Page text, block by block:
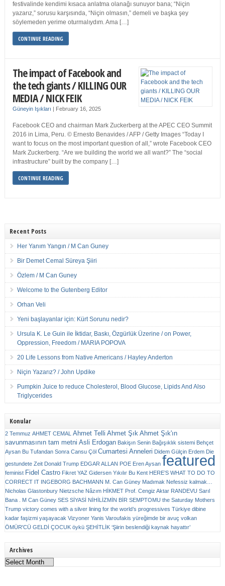
festivalinde kendimi kısaca anlatma olanağı sunuyor bana; “Niçin
yazarız,” sorusu karşısında, “Niçin olmasın,” demeli ve başka şey
söylemeden yerime oturmalıydım. Ama […]
CONTINUE READING
The impact of Facebook and
the tech giants / KILLING OUR
MEDIA / NICK FEIK
Güneyin Işıkları | February 16, 2025
Facebook CEO and chairman Mark Zuckerberg at the APEC CEO Summit
2016 in Lima, Peru. © Ernesto Benavides / AFP / Getty Images “Today I
want to focus on the most important question of all,” wrote Facebook CEO
Mark Zuckerberg. “Are we building the world we all want?” The “social
infrastructure” built by the company […]
CONTINUE READING
Recent Posts
Her Yanım Yangın / M Can Guney
Bir Demet Cemal Süreya Şiiri
Özlem / M Can Guney
Welcome to the Gutenberg Editor
Orhan Veli
Yeni başlayanlar için: Kürt Sorunu nedir?
Ursula K. Le Guin ile İktidar, Baskı, Özgürlük Üzerine / on Power,
Oppression, Freedom / MARIA POPOVA
20 Life Lessons from Native Americans / Hayley Anderton
Niçin Yazarız? / John Updike
Pumpkin Juice to reduce Cholesterol, Blood Glucose, Lipids And Also
Triglycerides
Konular
2 Temmuz AHMET CEMAL Ahmet Telli Ahmet Şık Ahmet Şık'ın
savunmasının tam metni Asli Erdogan Bakişın Senin Bağışıklık sistemi Behçet
Aysan Bu Tufandan Sonra Cansu Çöl Cumartesi Anneleri Didem Gülçin Erdem Die
gestundete Zeit Donald Trump EDGAR ALLAN POE Eren Aysan featured
feminist Fidel Castro Fikret YAZ Gidersen Yıkılır Bu Kent HERE’S WHAT TO DO TO
CORRECT IT INGEBORG BACHMANN M. Can Güney Madımak Nefessiz kalmak…
Nicholas Glastonbury Nietzsche Nâzım HİKMET Prof. Cengiz Aktar RANDEVU Sarıl
Bana . M Can Güney SES SİYASİ NİHİLİZMİN BİR SEMPTOMU the Saturday Mothers
Trump victory comes with a silver lining for the world’s progressives Türkiye dibine
kadar faşizmi yaşayacak Vizyoner Yanis Varoufakis yüreğimde bir avuç volkan
ÖMÜR'CÜ GELDİ ÇOCUK öykü ŞEHİTLİK ‘Şiirin beslendiği kaynak hayattır’
Archives
Archives